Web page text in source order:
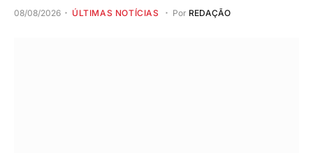
08/08/2026 ÚLTIMAS NOTÍCIAS Por REDAÇÃO